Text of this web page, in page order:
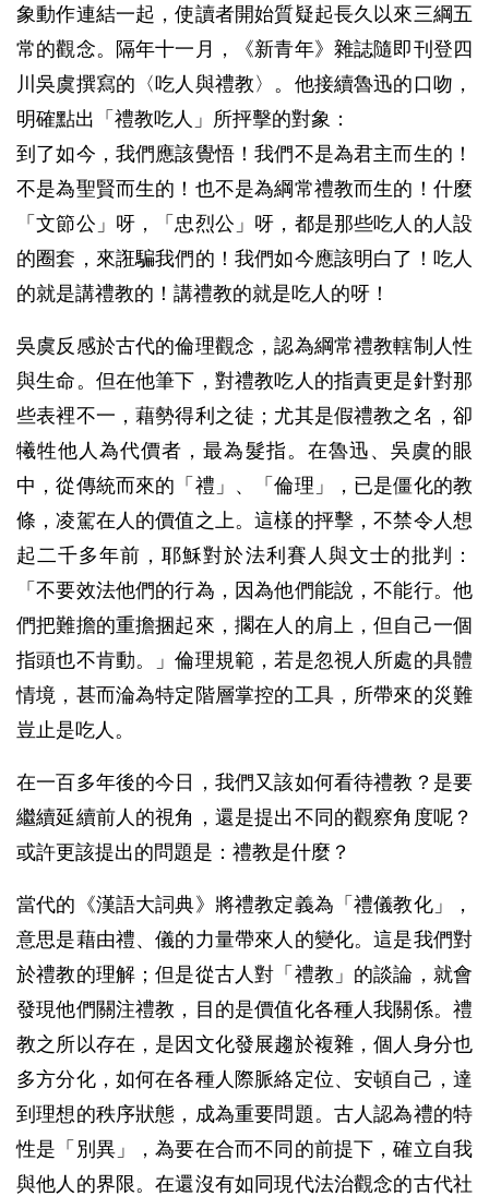
象動作連結一起，使讀者開始質疑起長久以來三綱五
常的觀念。隔年十一月，《新青年》雜誌隨即刊登四
川吳虞撰寫的〈吃人與禮教〉。他接續魯迅的口吻，
明確點出「禮教吃人」所抨擊的對象：
到了如今，我們應該覺悟！我們不是為君主而生的！
不是為聖賢而生的！也不是為綱常禮教而生的！什麼
「文節公」呀，「忠烈公」呀，都是那些吃人的人設
的圈套，來誑騙我們的！我們如今應該明白了！吃人
的就是講禮教的！講禮教的就是吃人的呀！
吳虞反感於古代的倫理觀念，認為綱常禮教轄制人性
與生命。但在他筆下，對禮教吃人的指責更是針對那
些表裡不一，藉勢得利之徒；尤其是假禮教之名，卻
犧牲他人為代價者，最為髮指。在魯迅、吳虞的眼
中，從傳統而來的「禮」、「倫理」，已是僵化的教
條，凌駕在人的價值之上。這樣的抨擊，不禁令人想
起二千多年前，耶穌對於法利賽人與文士的批判：
「不要效法他們的行為，因為他們能說，不能行。他
們把難擔的重擔捆起來，擱在人的肩上，但自己一個
指頭也不肯動。」倫理規範，若是忽視人所處的具體
情境，甚而淪為特定階層掌控的工具，所帶來的災難
豈止是吃人。
在一百多年後的今日，我們又該如何看待禮教？是要
繼續延續前人的視角，還是提出不同的觀察角度呢？
或許更該提出的問題是：禮教是什麼？
當代的《漢語大詞典》將禮教定義為「禮儀教化」，
意思是藉由禮、儀的力量帶來人的變化。這是我們對
於禮教的理解；但是從古人對「禮教」的談論，就會
發現他們關注禮教，目的是價值化各種人我關係。禮
教之所以存在，是因文化發展趨於複雜，個人身分也
多方分化，如何在各種人際脈絡定位、安頓自己，達
到理想的秩序狀態，成為重要問題。古人認為禮的特
性是「別異」，為要在合而不同的前提下，確立自我
與他人的界限。在還沒有如同現代法治觀念的古代社